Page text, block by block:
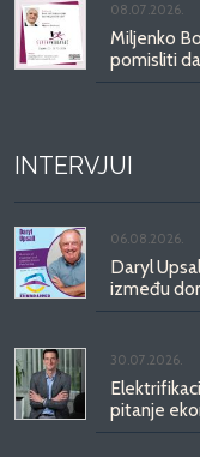
08.07.2026.
Miljenko
pomisliti
INTERVJUI
06.08.2026.
Daryl
između
30.07.2026.
pitanje